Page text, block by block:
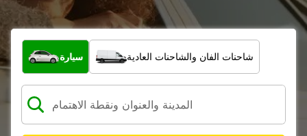
ما نوع المركبة؟
سيارة شاحنات الفان والشاحنات العادية